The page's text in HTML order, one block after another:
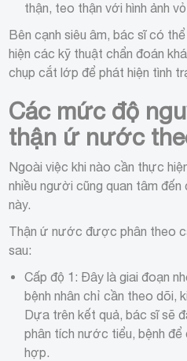
thận, teo thận với hình ảnh
Bên cạnh siêu âm, bác sĩ có
hiện các kỹ thuật chẩn đoán
chụp cắt lớp để phát hiện tình
Các mức độ
thận ứ nước
Ngoài việc khi nào cần thực
nhiều người cũng quan tâm
này.
Thận ứ nước được phân theo
sau:
Cấp độ 1: Đây là giai đoạn
bệnh nhân chỉ cần theo dõi,
Dựa trên kết quả, bác sĩ sẽ
phân tích nước tiểu, bệnh
hợp.